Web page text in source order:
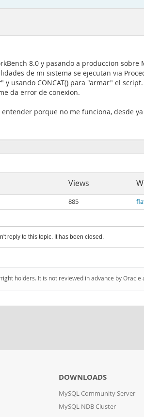
8.0 y pasando a produccion sobre
de mi sistema se ejecutan via
usando CONCAT() para "armar" el
da error de conexion.
porque no me funciona, desde
Views
885
reply to this topic. It has been closed.
holders. It is not reviewed in advance by
DOWNLOADS
MySQL Community Server
MySQL NDB Cluster